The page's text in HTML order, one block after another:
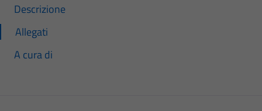
Descrizione
Allegati
A cura di